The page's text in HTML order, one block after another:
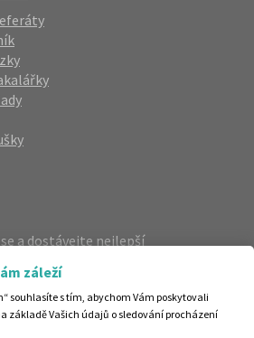
a dostávejte nejlepší
záleží
souhlasíte s tím, abychom Vám poskytovali
základě Vašich údajů o sledování procházení